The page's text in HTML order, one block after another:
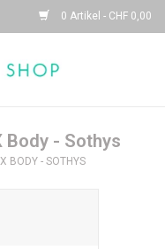
0 Artikel - CHF 0,00
Body - Sothys
BODY - SOTHYS